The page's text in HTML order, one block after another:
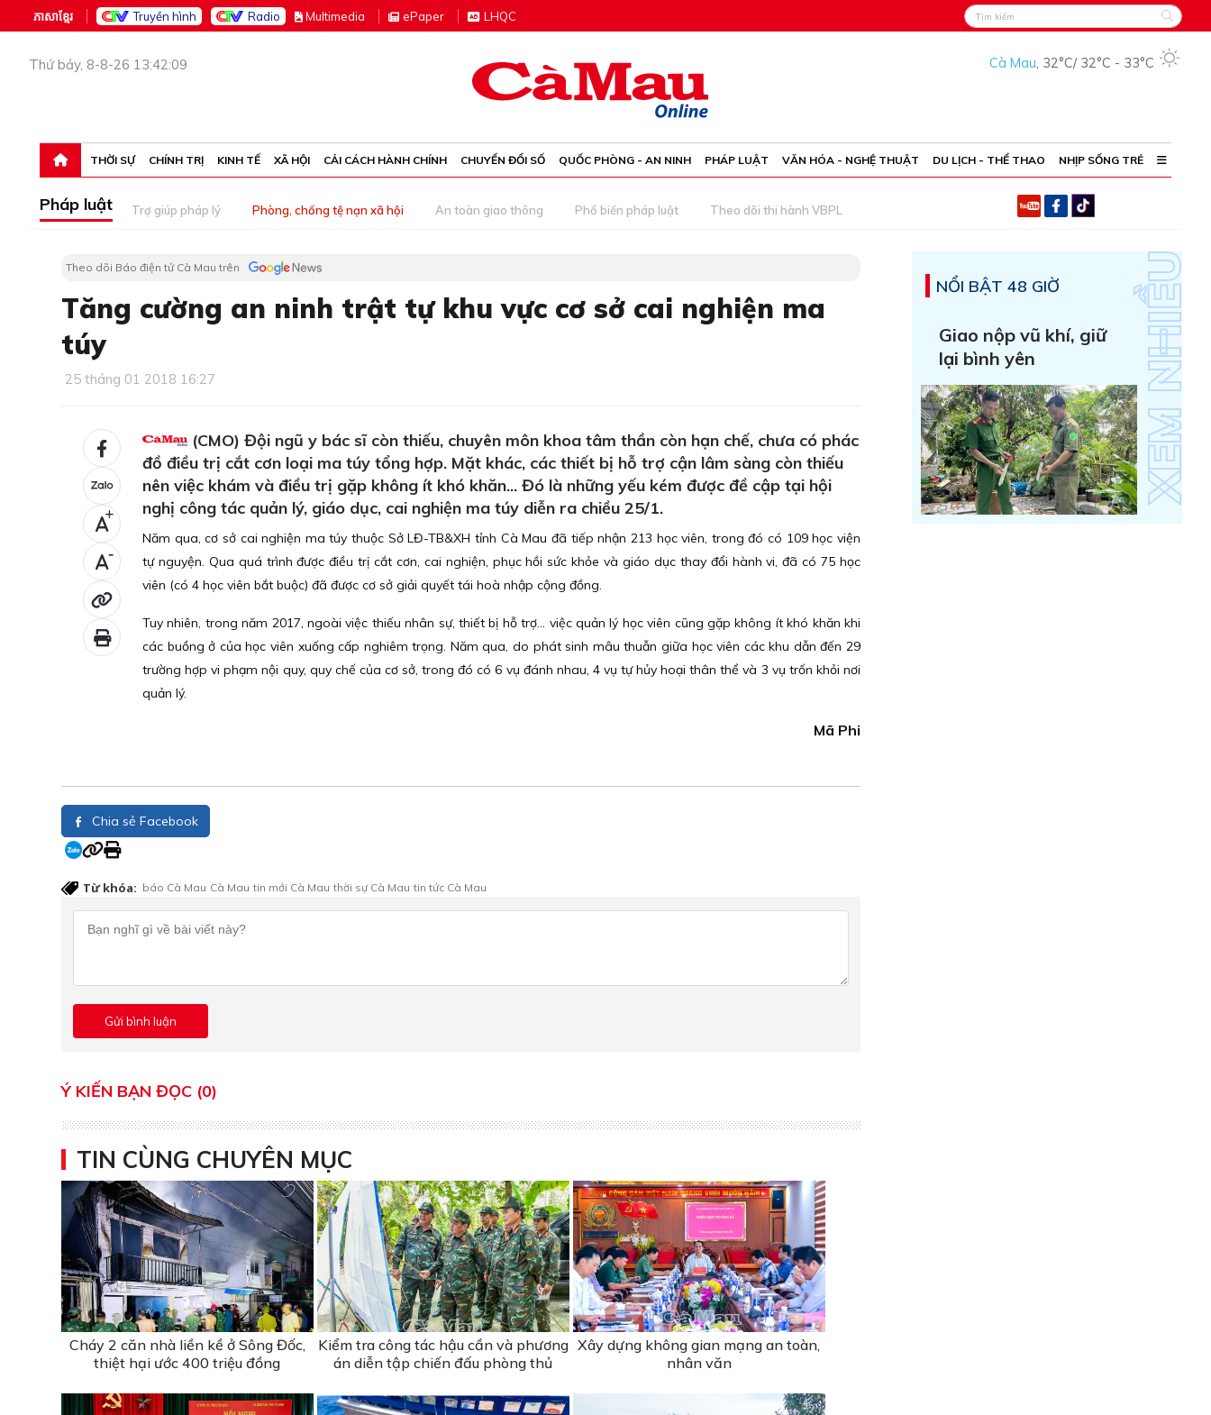
ភាសាខ្មែរ Truyền hình Radio Multimedia ePaper LHQC
Thứ bảy, 8-8-26 13:42:09 Cà Mau, 32°C/ 32°C - 33°C
THỜI SỰ CHÍNH TRỊ KINH TẾ XÃ HỘI CẢI CÁCH HÀNH CHÍNH CHUYỂN ĐỔI SỐ QUỐC PHÒNG - AN NINH PHÁP LUẬT VĂN HÓA - NGHỆ THUẬT DU LỊCH - THỂ THAO NHỊP SỐNG TRẺ
Pháp luật Trợ giúp pháp lý Phòng, chống tệ nạn xã hội An toàn giao thông Phổ biến pháp luật Theo dõi thi hành VBPL
Theo dõi Báo điện tử Cà Mau trên
Tăng cường an ninh trật tự khu vực cơ sở cai nghiện ma
túy
25 tháng 01 2018 16:27
+
-
(CMO) Đội ngũ y bác sĩ còn thiếu, chuyên môn khoa tâm thần còn hạn chế, chưa có phác
đồ điều trị cắt cơn loại ma túy tổng hợp. Mặt khác, các thiết bị hỗ trợ cận lâm sàng còn thiếu
nên việc khám và điều trị gặp không ít khó khăn... Đó là những yếu kém được đề cập tại hội
nghị công tác quản lý, giáo dục, cai nghiện ma túy diễn ra chiều 25/1.
Năm qua, cơ sở cai nghiện ma túy thuộc Sở LĐ-TB&XH tỉnh Cà Mau đã tiếp nhận 213 học viên, trong đó có 109 học viện
tự nguyện. Qua quá trình được điều trị cắt cơn, cai nghiện, phục hồi sức khỏe và giáo dục thay đổi hành vi, đã có 75 học
viên (có 4 học viên bắt buộc) đã được cơ sở giải quyết tái hoà nhập cộng đồng.
Tuy nhiên, trong năm 2017, ngoài việc thiếu nhân sự, thiết bị hỗ trợ... việc quản lý học viên cũng gặp không ít khó khăn khi
các buồng ở của học viên xuống cấp nghiêm trọng. Năm qua, do phát sinh mâu thuẫn giữa học viên các khu dẫn đến 29
trường hợp vi phạm nội quy, quy chế của cơ sở, trong đó có 6 vụ đánh nhau, 4 vụ tự hủy hoại thân thể và 3 vụ trốn khỏi nơi
quản lý.
Mã Phi
Chia sẻ Facebook
Từ khóa: báo Cà Mau Cà Mau tin mới Cà Mau thời sự Cà Mau tin tức Cà Mau
Ý KIẾN BẠN ĐỌC (0)
TIN CÙNG CHUYÊN MỤC
Cháy 2 căn nhà liền kề ở Sông Đốc,
thiệt hại ước 400 triệu đồng
Kiểm tra công tác hậu cần và phương
án diễn tập chiến đấu phòng thủ
Xây dựng không gian mạng an toàn,
nhân văn
NỔI BẬT 48 GIỜ
Giao nộp vũ khí, giữ
lại bình yên